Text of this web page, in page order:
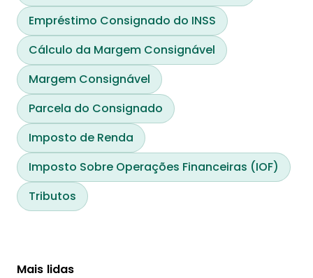
Empréstimo Consignado do INSS
Cálculo da Margem Consignável
Margem Consignável
Parcela do Consignado
Imposto de Renda
Imposto Sobre Operações Financeiras (IOF)
Tributos
Mais lidas